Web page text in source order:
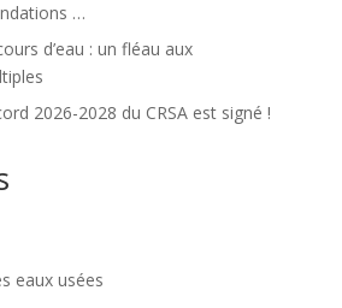
…
d’eau : un fléau aux
2026-2028 du CRSA est signé !
eaux usées